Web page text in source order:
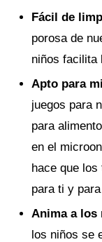
Fácil de
porosa de
niños facilita
Apto para
juegos para
para
en el
hace que
para ti y
Anima a los
los niños se